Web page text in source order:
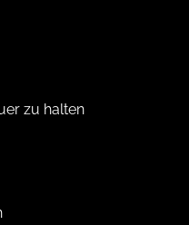
zu halten